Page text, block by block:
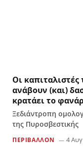
Οι
ανάβουν (και)
κρατάει το
Ξεδιάντροπη
της Πυροσβεστικής
ΠΕΡΙΒΑΛΛΟΝ 4